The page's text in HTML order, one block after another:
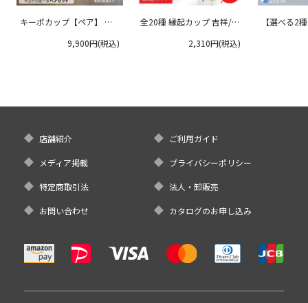
キーポカップ【ペア】 ラ
9,900円(税込)
全20種 縁起カップ 吉祥/青
2,310円(税込)
【選べる2
店舗紹介 ご利用ガイド
メディア掲載 プライバシーポリシー
特定商取引法 法人・卸販売
お問い合わせ カタログのお申し込み